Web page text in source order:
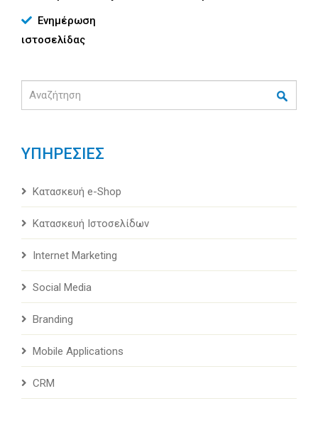
Ενημέρωση
ιστοσελίδας
ΥΠΗΡΕΣΙΕΣ
Κατασκευή e-Shop
Κατασκευή Ιστοσελίδων
Internet Marketing
Social Media
Branding
Mobile Applications
CRM